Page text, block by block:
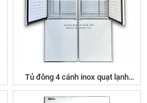
Tủ đông 4 cánh inox quạt lạnh
SLLDZ4-820LD